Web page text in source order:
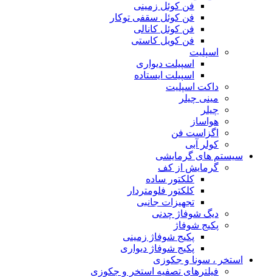
فن کوئل زمینی
فن کوئل سقفی توکار
فن کوئل کانالی
فن کویل کاستی
اسپلیت
اسپیلت دیواری
اسپیلت ایستاده
داکت اسپلیت
مینی چیلر
چیلر
هواساز
اگزاست فن
کولر آبی
سیستم های گرمایشی
گرمایش از کف
کلکتور ساده
کلکتور فلومتردار
تجهیزات جانبی
دیگ شوفاژ چدنی
پکیج شوفاژ
پکیج شوفاژ زمینی
پکیج شوفاژ دیواری
استخر ، سونا و جکوزی
فیلترهای تصفیه استخر و جکوزی